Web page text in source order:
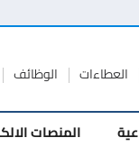
العطاءات الوظائف
المنصات